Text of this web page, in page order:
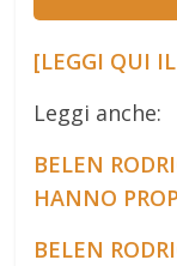
[LEGGI QUI
Leggi anche:
BELEN
HANNO
BELEN